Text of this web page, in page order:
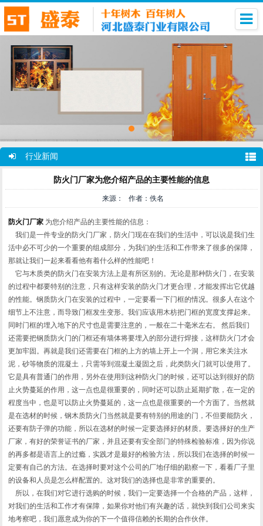
行业新闻
防火门厂家为您介绍产品的主要性能的信息
来源： 作者：佚名
防火门厂家 为您介绍产品的主要性能的信息：
我们是一件专业的防火门厂家，防火门现在在我们的生活中，可以说是我们生
活中必不可少的一个重要的组成部分，为我们的生活和工作带来了很多的保障，
那就让我们一起来看看他有着什么样的性能吧！
它与木质类的防火门在安装方法上是有所区别的。无论是那种防火门，在安装
的过程中都要特别的注意，只有这样安装的防火门才更合理，才能发挥出它优越
的性能。钢质防火门在安装的过程中，一定要看一下门框的情况。很多人在这个
细节上不注意，而导致门框发生变形。我们应该用木枋把门框的宽度支撑起来。
同时门框的埋入地下的尺寸也是需要注意的，一般在二十毫米左右。 然后我们
还需要把钢质防火门的门框还有墙体将要埋入的部分进行焊接，这样防火门才会
更加牢固。再就是我们还需要在门框的上方的墙上开上一个洞，用它来关注水
泥，砂等物质的混凝土，只需等到混凝土凝固之后，此类防火门就可以使用了。
它是具有普通门的作用，另外在使用到这种防火门的时候，还可以达到很好的防
止火势蔓延的作用，这一点也是很重要的，同时还可以防止延期扩散，在一定的
程度当中，也是可以防止火势蔓延的，这一点也是很重要的一个方面了。当然就
是在选材的时候，钢木质防火门当然就是要有特别的用途的门，不但要能防火，
还要有防子弹的功能，所以在选材的时候一定要选择好的材质。要选择好的生产
厂家，有好的荣誉证书的厂家，并且还要有安全部门的特殊检验标准，因为你说
的再多都是语言上的过瘾，实践才是最好的检验方法，所以我们在选择的时候一
定要有自己的方法。在选择时要对这个公司的厂地仔细的勘察一下，看看厂子里
的设备和人员是怎么样配置的。这对我们的选择也是非常的重要的。
所以，在我们对它进行选购的时候，我们一定要选择一个合格的产品，这样，
对我们的生活和工作才有保障，如果你对他们有兴趣的话，就快到我们公司来实
地考察吧，我们愿意成为你的下一个值得信赖的长期的合作伙伴。